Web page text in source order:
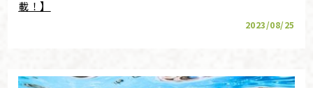
載！】
2023/08/25